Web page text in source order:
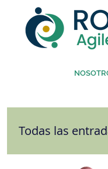
Todas las